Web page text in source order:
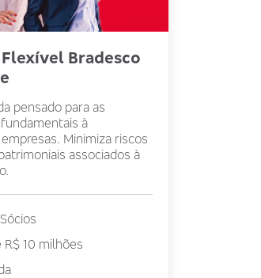
Bradesco
pensado para as
à
Minimiza riscos
associados à
R$ 10 milhões